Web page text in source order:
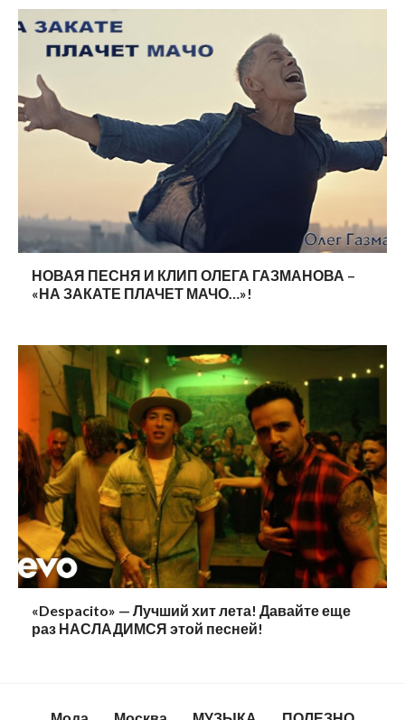
НОВАЯ ПЕСНЯ И КЛИП ОЛЕГА ГАЗМАНОВА –
«НА ЗАКАТЕ ПЛАЧЕТ МАЧО…»!
«Despacito» — Лучший хит лета! Давайте еще
раз НАСЛАДИМСЯ этой песней!